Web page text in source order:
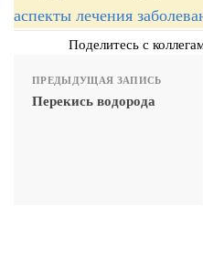
аспекты лечения
Поделитесь с
ПРЕДЫДУЩАЯ ЗАПИСЬ
Перекись водорода